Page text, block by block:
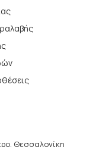
Θεσσαλονίκη